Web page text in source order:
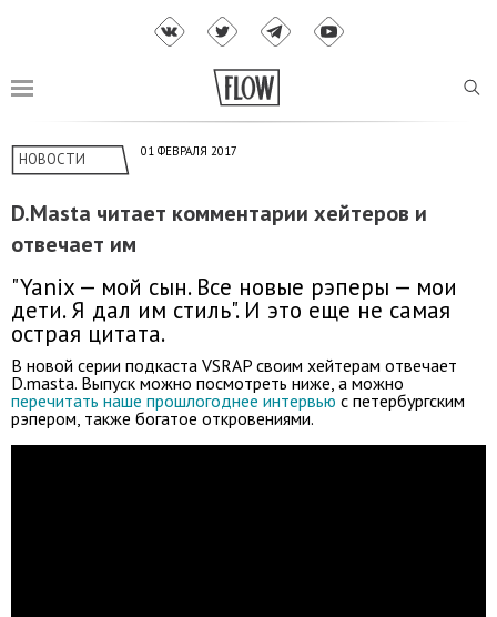
НОВОСТИ 01 ФЕВРАЛЯ 2017
D.Masta читает комментарии хейтеров и
отвечает им
"Yanix — мой сын. Все новые рэперы — мои
дети. Я дал им стиль". И это еще не самая
острая цитата.
В новой серии подкаста VSRAP своим хейтерам отвечает
D.masta. Выпуск можно посмотреть ниже, а можно
перечитать наше прошлогоднее интервью с петербургским
рэпером, также богатое откровениями.